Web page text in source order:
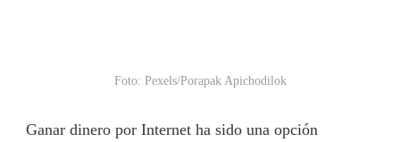
Foto: Pexels/Porapak Apichodilok
Ganar dinero por Internet ha sido una opción